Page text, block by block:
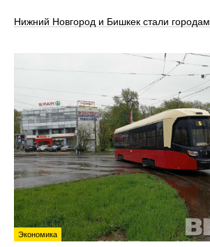
Нижний Новгород и Бишкек стали
Экономика